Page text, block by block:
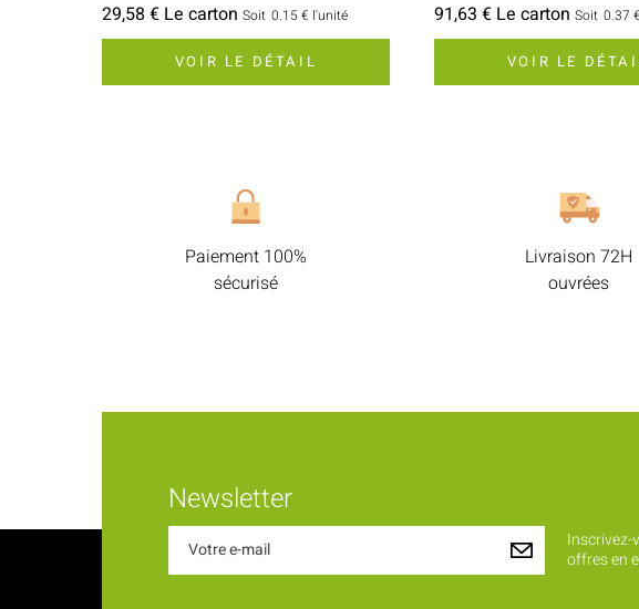
29,58 € Le carton Soit 0.15 € l'unité
VOIR LE DÉTAIL
91,63 € Le carton Soit 0.37 €
VOIR LE
Paiement 100%
sécurisé
Livraison 72H
ouvrées
Newsletter
Inscrivez-
offres en